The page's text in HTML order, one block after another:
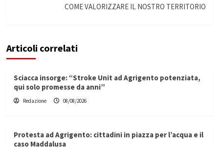
COME VALORIZZARE IL NOSTRO TERRITORIO
Articoli correlati
Sciacca insorge: “Stroke Unit ad Agrigento potenziata,
qui solo promesse da anni”
Redazione 08/08/2026
Protesta ad Agrigento: cittadini in piazza per l’acqua e il
caso Maddalusa